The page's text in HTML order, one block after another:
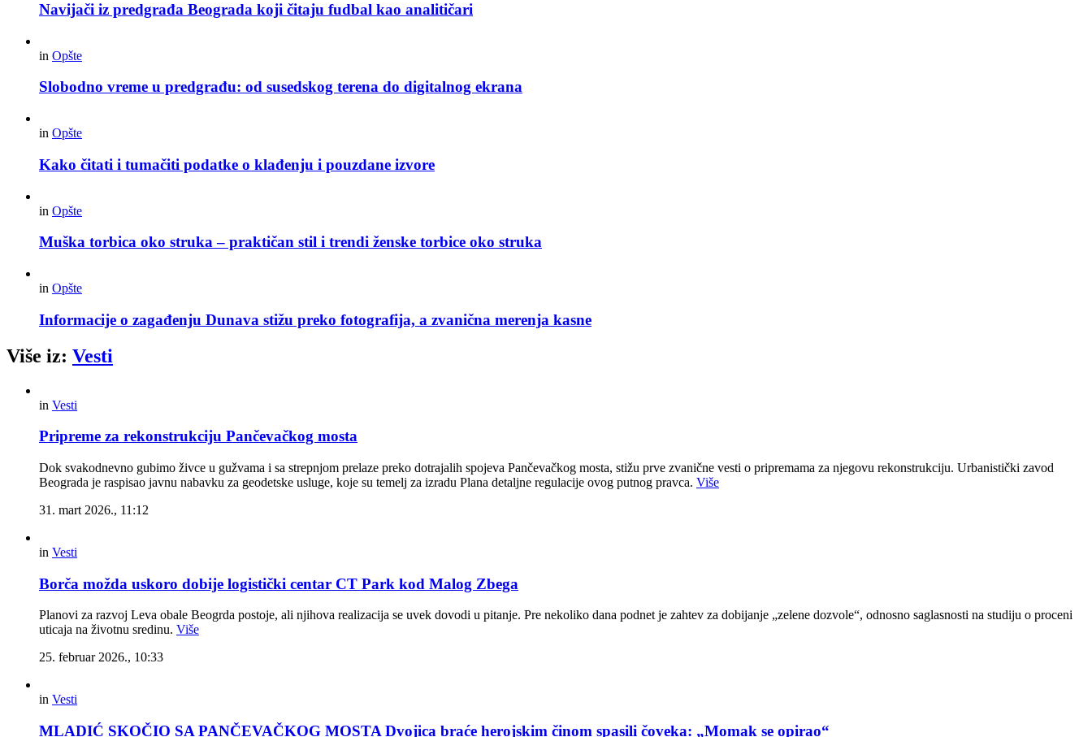
Navijači iz predgrađa Beograda koji čitaju fudbal kao analitičari
in Opšte
Slobodno vreme u predgrađu: od susedskog terena do digitalnog ekrana
in Opšte
Kako čitati i tumačiti podatke o klađenju i pouzdane izvore
in Opšte
Muška torbica oko struka – praktičan stil i trendi ženske torbice oko struka
in Opšte
Informacije o zagađenju Dunava stižu preko fotografija, a zvanična merenja kasne
Više iz: Vesti
in Vesti
Pripreme za rekonstrukciju Pančevačkog mosta
Dok svakodnevno gubimo živce u gužvama i sa strepnjom prelaze preko dotrajalih spojeva Pančevačkog mosta, stižu prve zvanične vesti o pripremama za njegovu rekonstrukciju. Urbanistički zavod
Beograda je raspisao javnu nabavku za geodetske usluge, koje su temelj za izradu Plana detaljne regulacije ovog putnog pravca. Više
31. mart 2026., 11:12
in Vesti
Borča možda uskoro dobije logistički centar CT Park kod Malog Zbega
Planovi za razvoj Leva obale Beogrda postoje, ali njihova realizacija se uvek dovodi u pitanje. Pre nekoliko dana podnet je zahtev za dobijanje „zelene dozvole“, odnosno saglasnosti na studiju o proceni
uticaja na životnu sredinu. Više
25. februar 2026., 10:33
in Vesti
MLADIĆ SKOČIO SA PANČEVAČKOG MOSTA Dvojica braće herojskim činom spasili čoveka: „Momak se opirao“